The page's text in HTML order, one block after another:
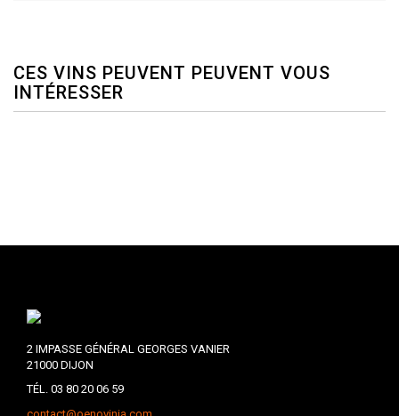
CES VINS PEUVENT PEUVENT VOUS
INTÉRESSER
2 IMPASSE GÉNÉRAL GEORGES VANIER
21000 DIJON
TÉL. 03 80 20 06 59